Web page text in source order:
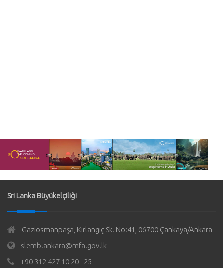
Sri Lanka Büyükelçiliği
Gaziosmanpaşa, Kırlangıç Sk. No:41, 06700 Çankaya/Ankara
slemb.ankara@mfa.gov.lk
+90 312 427 10 20 - 25